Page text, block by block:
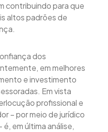
contribuindo para que
altos padrões de
dos
em melhores
e investimento
Em vista
profissional e
– por meio de jurídico
em última análise,